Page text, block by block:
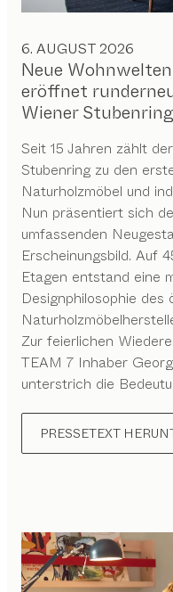
6. AUGUST 2026
Neue
eröffnet
Wiener Stubenring
Seit 15 Jahren zählt
Stubenring zu den
Naturholzmöbel und
Nun präsentiert sich
umfassenden
Erscheinungsbild. Auf
Etagen entstand eine
Designphilosophie des
Zur feierlichen
TEAM 7 Inhaber
unterstrich die
PRESSETEXT